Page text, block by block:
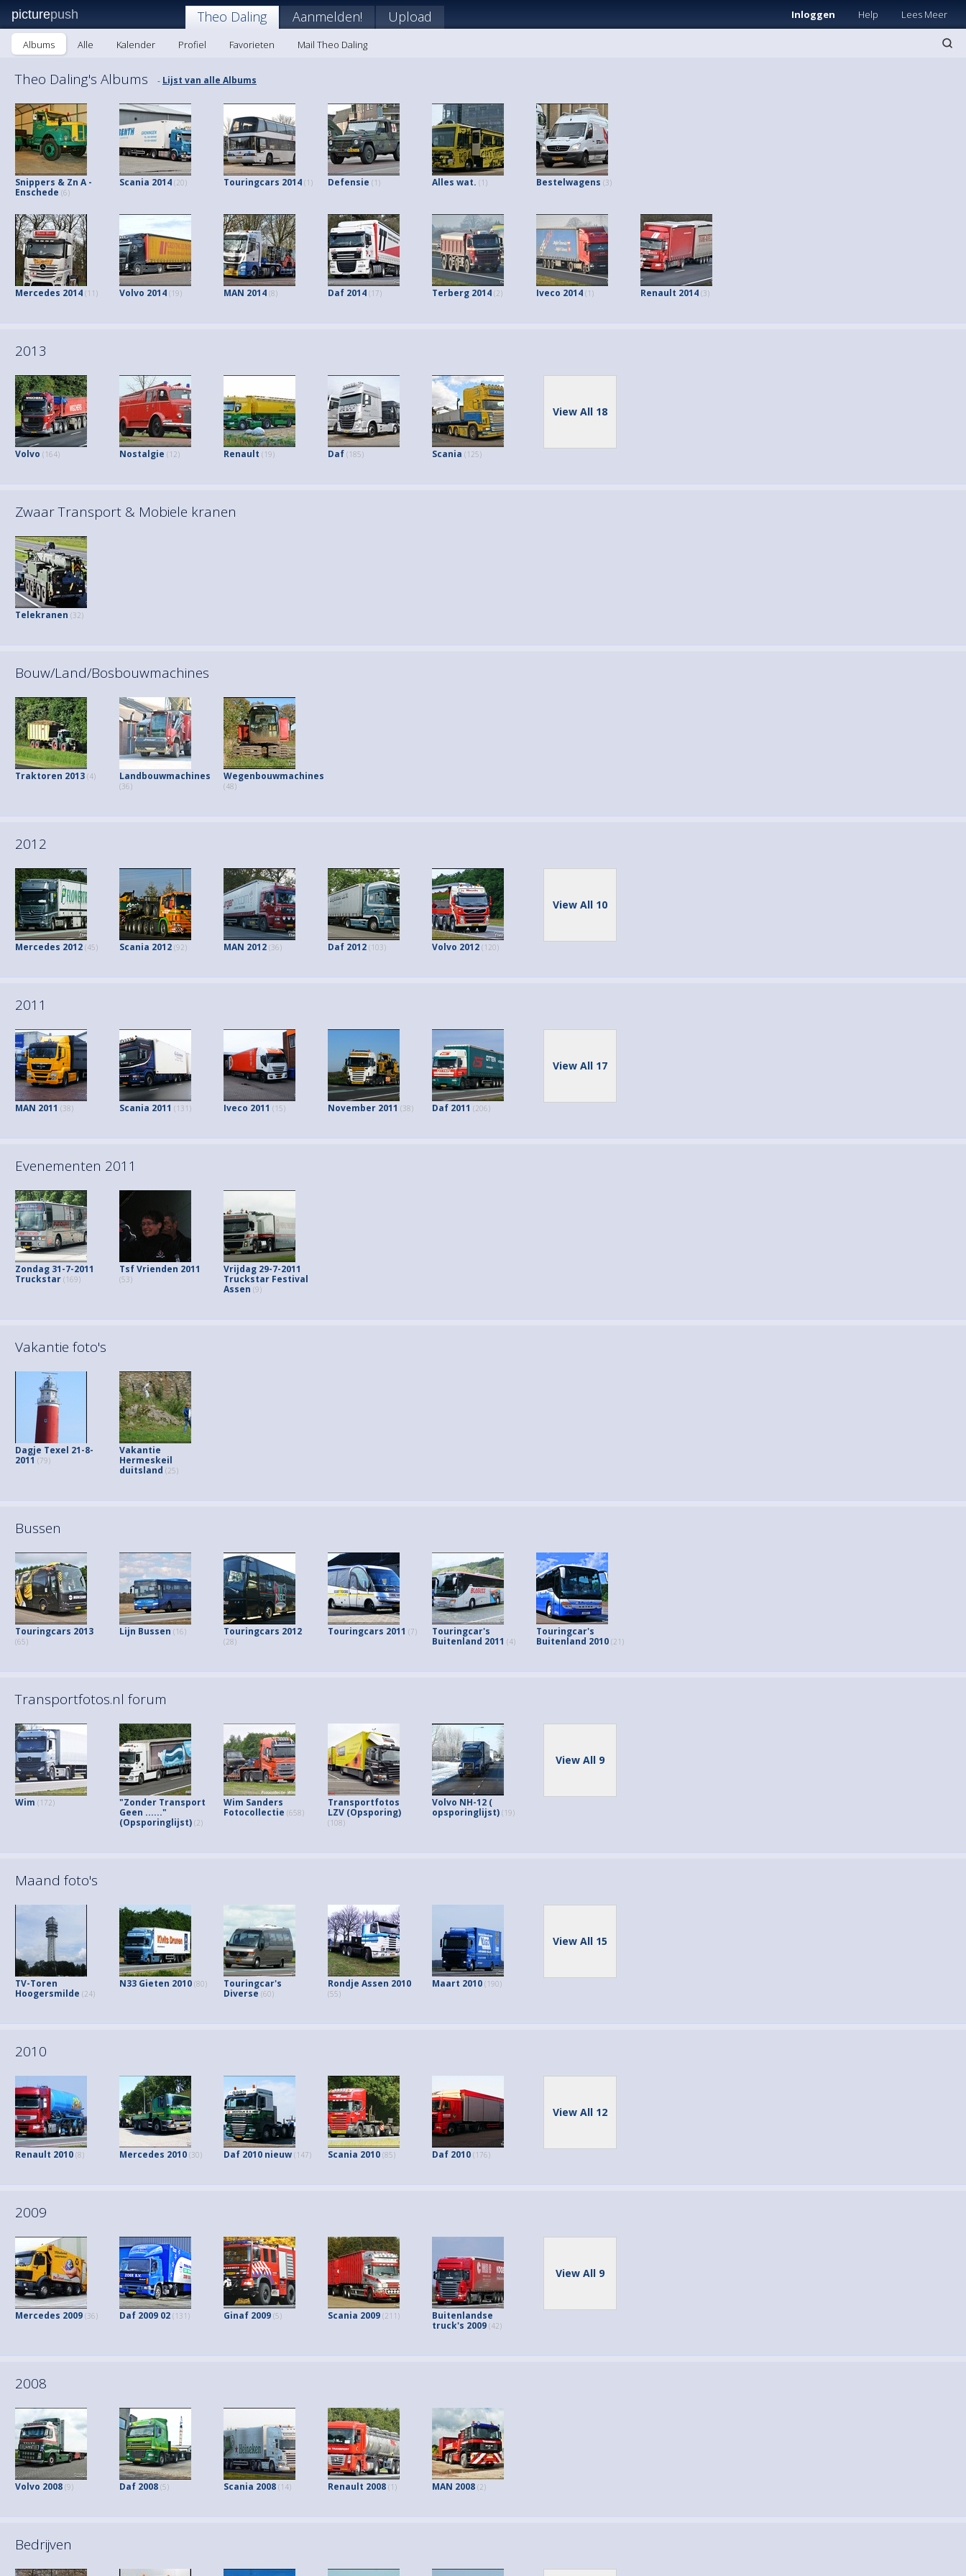
picturepush Inloggen Help Lees Meer
Theo Daling Aanmelden! Upload
Albums Alle Kalender Profiel Favorieten Mail Theo Daling
Theo Daling's Albums - Lijst van alle Albums
Snippers & Zn A -
Enschede (6)
Scania 2014 (20) Touringcars 2014 (1) Defensie (1) Alles wat. (1) Bestelwagens (3)
Mercedes 2014 (11) Volvo 2014 (19) MAN 2014 (8) Daf 2014 (17) Terberg 2014 (2) Iveco 2014 (1) Renault 2014 (3)
2013
Volvo (164) Nostalgie (12) Renault (19) Daf (185) Scania (125)
View All 18
Zwaar Transport & Mobiele kranen
Telekranen (32)
Bouw/Land/Bosbouwmachines
Traktoren 2013 (4) Landbouwmachines
(36)
Wegenbouwmachines
(48)
2012
Mercedes 2012 (45) Scania 2012 (92) MAN 2012 (36) Daf 2012 (103) Volvo 2012 (120)
View All 10
2011
MAN 2011 (38) Scania 2011 (131) Iveco 2011 (15) November 2011 (38) Daf 2011 (206)
View All 17
Evenementen 2011
Zondag 31-7-2011
Truckstar (169)
Tsf Vrienden 2011
(53)
Vrijdag 29-7-2011
Truckstar Festival
Assen (9)
Vakantie foto's
Dagje Texel 21-8-
2011 (79)
Vakantie
Hermeskeil
duitsland (25)
Bussen
Touringcars 2013
(65)
Lijn Bussen (16) Touringcars 2012
(28)
Touringcars 2011 (7)
Touringcar's
Buitenland 2011 (4)
Touringcar's
Buitenland 2010 (21)
Transportfotos.nl forum
Wim (172)
"Zonder Transport
Geen ......"
(Opsporinglijst) (2)
Wim Sanders
Fotocollectie (658)
Transportfotos
LZV (Opsporing)
(108)
Volvo NH-12 (
opsporinglijst) (19)
View All 9
Maand foto's
TV-Toren
Hoogersmilde (24)
N33 Gieten 2010 (80)
Touringcar's
Diverse (60)
Rondje Assen 2010
(55)
Maart 2010 (190)
View All 15
2010
Renault 2010 (8) Mercedes 2010 (30) Daf 2010 nieuw (147) Scania 2010 (85) Daf 2010 (176)
View All 12
2009
Mercedes 2009 (36) Daf 2009 02 (131) Ginaf 2009 (5) Scania 2009 (211)
Buitenlandse
truck's 2009 (42)
View All 9
2008
Volvo 2008 (9) Daf 2008 (5) Scania 2008 (14) Renault 2008 (1) MAN 2008 (2)
Bedrijven